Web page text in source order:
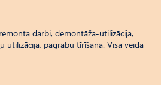
darbi, demontāža-utilizācija,
utilizācija, pagrabu tīrīšana. Visa veida